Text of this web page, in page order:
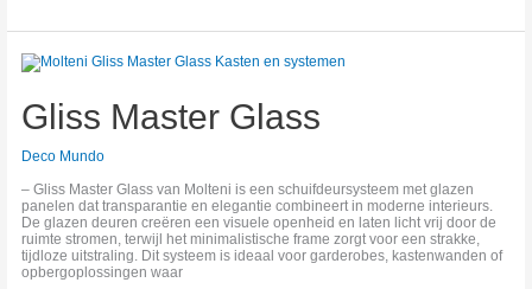
Gliss Master Glass
Deco Mundo
– Gliss Master Glass van Molteni is een schuifdeursysteem met glazen
panelen dat transparantie en elegantie combineert in moderne interieurs.
De glazen deuren creëren een visuele openheid en laten licht vrij door de
ruimte stromen, terwijl het minimalistische frame zorgt voor een strakke,
tijdloze uitstraling. Dit systeem is ideaal voor garderobes, kastenwanden of
opbergoplossingen waar
Gliss
Master